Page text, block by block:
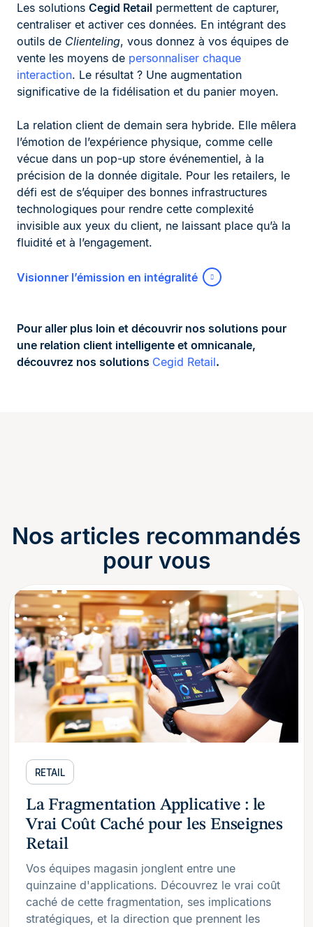
Les solutions Cegid Retail permettent de capturer,
centraliser et activer ces données. En intégrant des
outils de Clienteling, vous donnez à vos équipes de
vente les moyens de personnaliser chaque
interaction. Le résultat ? Une augmentation
significative de la fidélisation et du panier moyen.
La relation client de demain sera hybride. Elle mêlera
l’émotion de l’expérience physique, comme celle
vécue dans un pop-up store événementiel, à la
précision de la donnée digitale. Pour les retailers, le
défi est de s’équiper des bonnes infrastructures
technologiques pour rendre cette complexité
invisible aux yeux du client, ne laissant place qu’à la
fluidité et à l’engagement.
Visionner l’émission en intégralité
Pour aller plus loin et découvrir nos solutions pour
une relation client intelligente et omnicanale,
découvrez nos solutions Cegid Retail.
Nos articles recommandés
pour vous
RETAIL
La Fragmentation Applicative : le
Vrai Coût Caché pour les Enseignes
Retail
Vos équipes magasin jonglent entre une
quinzaine d'applications. Découvrez le vrai coût
caché de cette fragmentation, ses implications
stratégiques, et la direction que prennent les